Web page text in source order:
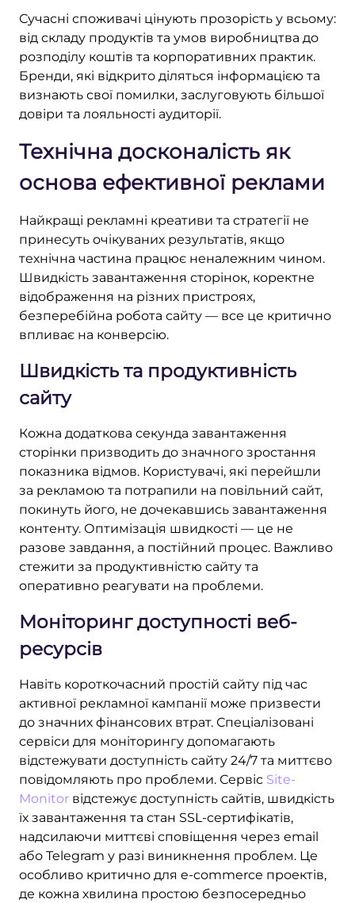
Сучасні споживачі цінують прозорість у всьому:
від складу продуктів та умов виробництва до
розподілу коштів та корпоративних практик.
Бренди, які відкрито діляться інформацією та
визнають свої помилки, заслуговують більшої
довіри та лояльності аудиторії.
Технічна досконалість як
основа ефективної реклами
Найкращі рекламні креативи та стратегії не
принесуть очікуваних результатів, якщо
технічна частина працює неналежним чином.
Швидкість завантаження сторінок, коректне
відображення на різних пристроях,
безперебійна робота сайту — все це критично
впливає на конверсію.
Швидкість та продуктивність
сайту
Кожна додаткова секунда завантаження
сторінки призводить до значного зростання
показника відмов. Користувачі, які перейшли
за рекламою та потрапили на повільний сайт,
покинуть його, не дочекавшись завантаження
контенту. Оптимізація швидкості — це не
разове завдання, а постійний процес. Важливо
стежити за продуктивністю сайту та
оперативно реагувати на проблеми.
Моніторинг доступності веб-
ресурсів
Навіть короткочасний простій сайту під час
активної рекламної кампанії може призвести
до значних фінансових втрат. Спеціалізовані
сервіси для моніторингу допомагають
відстежувати доступність сайту 24/7 та миттєво
повідомляють про проблеми. Сервіс Site-
Monitor відстежує доступність сайтів, швидкість
їх завантаження та стан SSL-сертифікатів,
надсилаючи миттєві сповіщення через email
або Telegram у разі виникнення проблем. Це
особливо критично для e-commerce проектів,
де кожна хвилина простою безпосередньо